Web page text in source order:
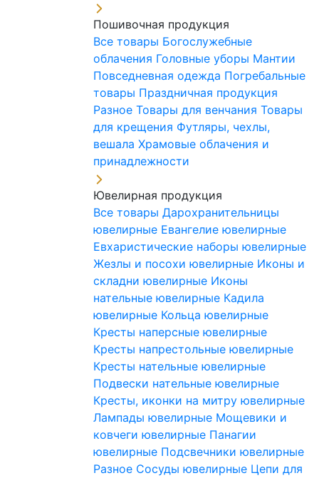
Пошивочная продукция
Все товары Богослужебные
облачения Головные уборы Мантии
Повседневная одежда Погребальные
товары Праздничная продукция
Разное Товары для венчания Товары
для крещения Футляры, чехлы,
вешала Храмовые облачения и
принадлежности
Ювелирная продукция
Все товары Дарохранительницы
ювелирные Евангелие ювелирные
Евхаристические наборы ювелирные
Жезлы и посохи ювелирные Иконы и
складни ювелирные Иконы
нательные ювелирные Кадила
ювелирные Кольца ювелирные
Кресты наперсные ювелирные
Кресты напрестольные ювелирные
Кресты нательные ювелирные
Подвески нательные ювелирные
Кресты, иконки на митру ювелирные
Лампады ювелирные Мощевики и
ковчеги ювелирные Панагии
ювелирные Подсвечники ювелирные
Разное Сосуды ювелирные Цепи для